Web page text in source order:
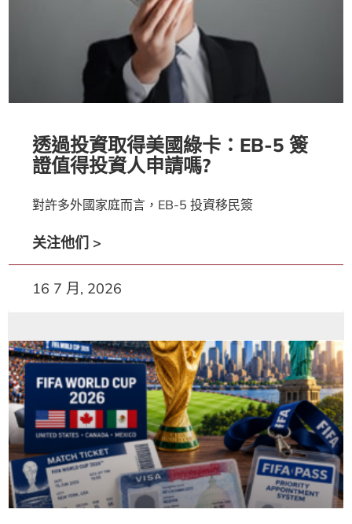
透過投資取得美國綠卡：EB-5 簽
證值得投資人申請嗎?
對許多外國家庭而言，EB-5 投資移民簽
关注他们 >
16 7 月, 2026